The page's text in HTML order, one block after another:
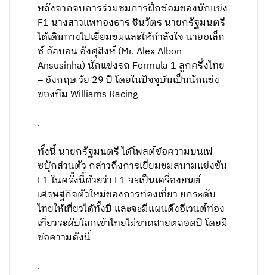
หลังจากจบการร่วมชมการฝึกซ้อมของนักแข่ง
F1 นางสาวแพทองธาร ชินวัตร นายกรัฐมนตรี
ได้เดินทางไปเยี่ยมชมและให้กำลังใจ นายอเล็ก
ซ์ อัลบอน อังศุสิงห์ (Mr. Alex Albon
Ansusinha) นักแข่งรถ Formula 1 ลูกครึ่งไทย
– อังกฤษ วัย 29 ปี โดยในปัจจุบันเป็นนักแข่ง
ของทีม Williams Racing
.
ทั้งนี้ นายกรัฐมนตรี ได้โพสต์ข้อความบนเฟ
ซบุ๊กส่วนตัว กล่าวถึงการเยี่ยมชมสนามแข่งขัน
F1 ในครั้งนี้ด้วยว่า F1 จะเป็นเครื่องยนต์
เศรษฐกิจตัวใหม่ของการท่องเที่ยว ยกระดับ
ไทยให้เที่ยวได้ทั้งปี และจะมีแผนดึงอีเวนต์ท่อง
เที่ยวระดับโลกเข้าไทยไม่ขาดสายตลอดปี โดยมี
ข้อความดังนี้
.